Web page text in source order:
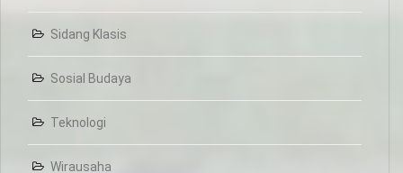
Sidang Klasis
Sosial Budaya
Teknologi
Wirausaha